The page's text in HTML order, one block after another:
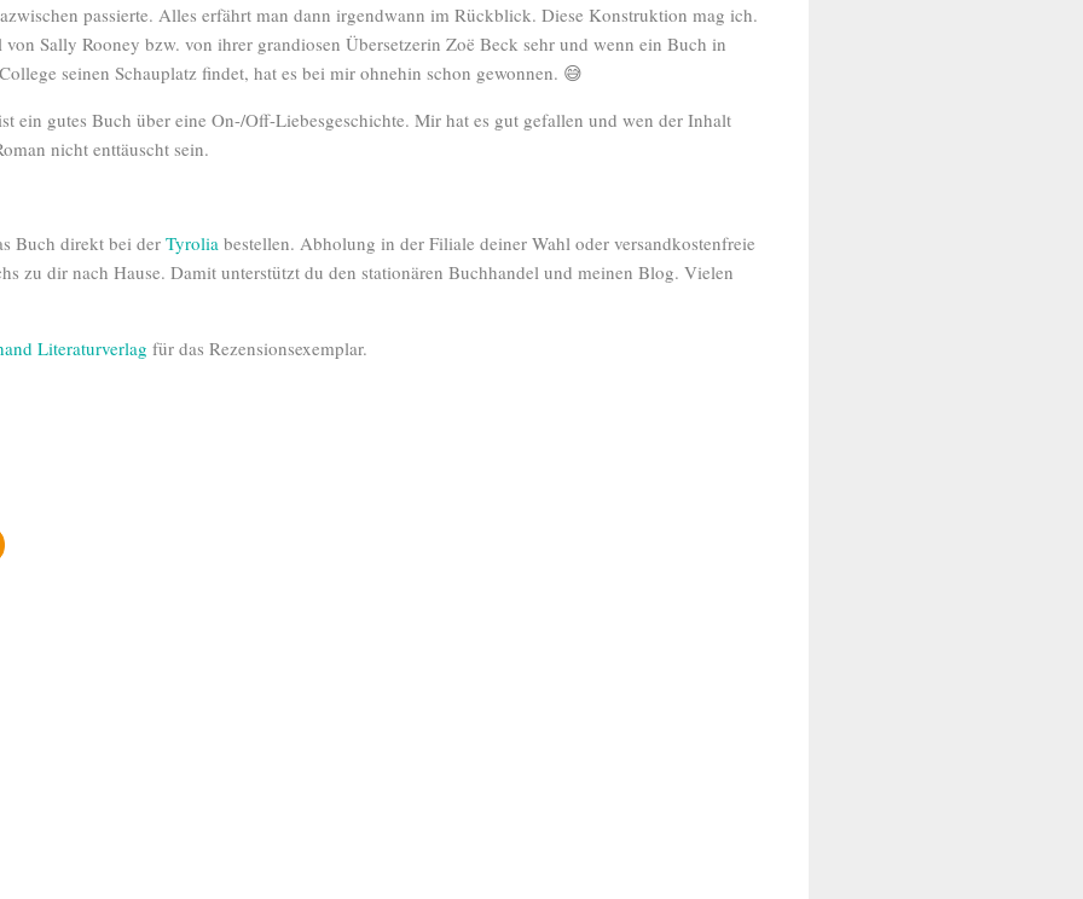
passierte. Alles erfährt man dann irgendwann im Rückblick. Diese Konstruktion mag ich.
Sally Rooney bzw. von ihrer grandiosen Übersetzerin Zoë Beck sehr und wenn ein Buch in
seinen Schauplatz findet, hat es bei mir ohnehin schon gewonnen. 😅
ein gutes Buch über eine On-/Off-Liebesgeschichte. Mir hat es gut gefallen und wen der Inhalt
nicht enttäuscht sein.
Buch direkt bei derTyrolia bestellen. Abholung in der Filiale deiner Wahl oder versandkostenfreie
zu dir nach Hause. Damit unterstützt du den stationären Buchhandel und meinen Blog. Vielen
Literaturverlag für das Rezensionsexemplar.